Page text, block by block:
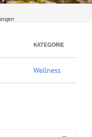
KATEGORIE
Wellness